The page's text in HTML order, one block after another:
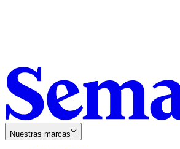
Nuestras marcas